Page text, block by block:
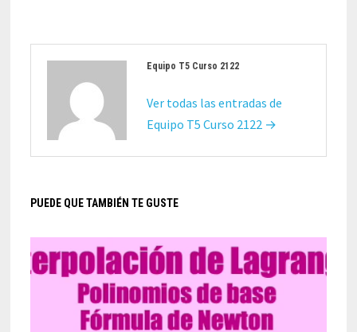
Equipo T5 Curso 2122
Ver todas las entradas de
Equipo T5 Curso 2122 →
PUEDE QUE TAMBIÉN TE GUSTE